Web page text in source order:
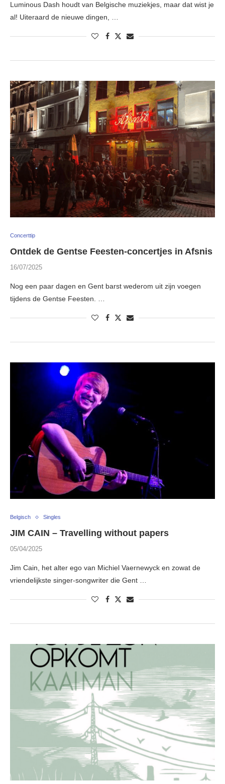
Luminous Dash houdt van Belgische muziekjes, maar dat wist je
al! Uiteraard de nieuwe dingen, …
Concerttip
Ontdek de Gentse Feesten-concertjes in Afsnis
16/07/2025
Nog een paar dagen en Gent barst wederom uit zijn voegen
tijdens de Gentse Feesten. …
Belgisch Singles
JIM CAIN – Travelling without papers
05/04/2025
Jim Cain, het alter ego van Michiel Vaernewyck en zowat de
vriendelijkste singer-songwriter die Gent …